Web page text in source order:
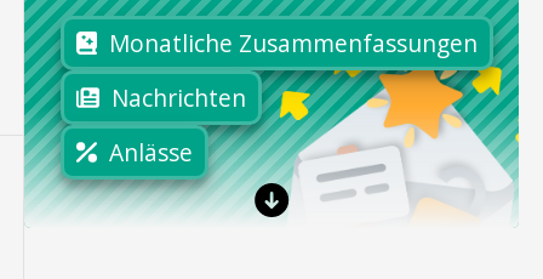
Monatliche Zusammenfassungen
Nachrichten
Anlässe